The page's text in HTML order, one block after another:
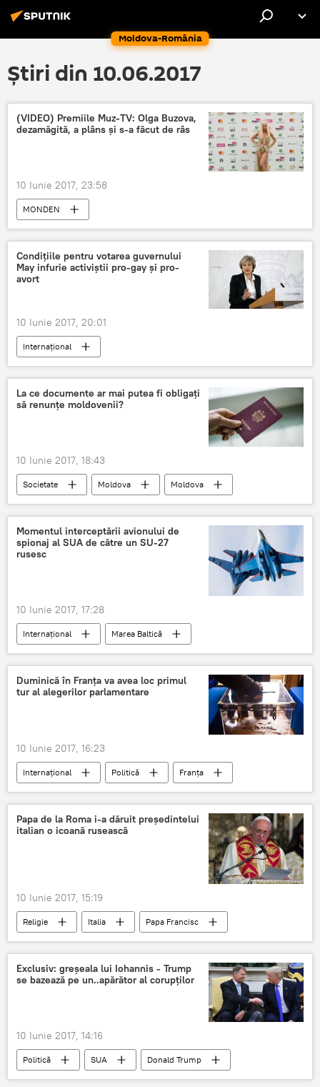
Moldova-România
Știri din 10.06.2017
(VIDEO) Premiile Muz-TV: Olga Buzova,
dezamăgită, a plâns şi s-a făcut de râs
10 Iunie 2017, 23:58
MONDEN
Condițiile pentru votarea guvernului
May infurie activiștii pro-gay și pro-
avort
10 Iunie 2017, 20:01
Internaţional
Alegerile parlamentare din Marea Britanie 2017
Marea Britanie
Irlanda de Nord
Theresa May
Partidul Conservator
La ce documente ar mai putea fi obligați
să renunțe moldovenii?
10 Iunie 2017, 18:43
Societate Moldova
Moldova
Permis de conducere
Acte
Schimbare
Momentul interceptării avionului de
spionaj al SUA de către un SU-27
rusesc
10 Iunie 2017, 17:28
Internaţional
Marea Baltică
Pentagon
Ministerul Apărării al Federației Ruse
Avion militar
Interceptare
Duminică în Franța va avea loc primul
tur al alegerilor parlamentare
10 Iunie 2017, 16:23
Internaţional Politică
Franța
Candidați
Turul întâi
alegeri parlamentare
Papa de la Roma i-a dăruit președintelui
italian o icoană rusească
10 Iunie 2017, 15:19
Religie Italia
Papa Francisc
Sergio Mattarella
icoană
Petru și Pavel
Cadou
Președinte
Papa
Exclusiv: greșeala lui Iohannis - Trump
se bazează pe un..apărător al corupților
10 Iunie 2017, 14:16
Politică SUA
Donald Trump
Klaus Iohannis
Casa Albă